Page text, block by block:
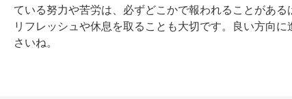
ている努力や苦労は、必ずどこかで報われることがあ
リフレッシュや休息を取ることも大切です。良い方向
さいね。